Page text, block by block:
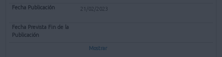
21/02/2023
Mostrar